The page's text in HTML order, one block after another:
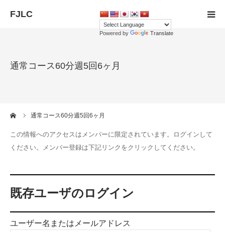
Powered by Translate
通常コース60分週5回6ヶ月
通常コース60分週5回6ヶ月
この情報へのアクセスはメンバーに限定されています。ログインして
ください。メンバー登録は下記リンクをクリックしてください。
既存ユーザのログイン
ユーザー名またはメールアドレス
会員登録